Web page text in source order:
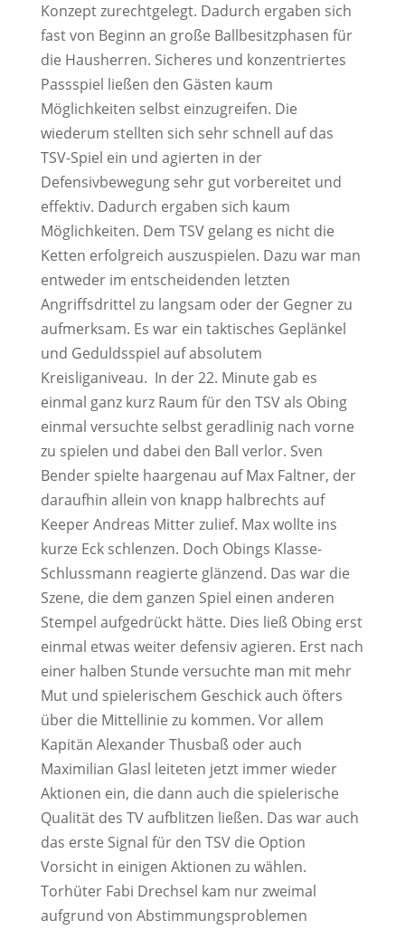
Konzept zurechtgelegt. Dadurch ergaben sich
fast von Beginn an große Ballbesitzphasen für
die Hausherren. Sicheres und konzentriertes
Passspiel ließen den Gästen kaum
Möglichkeiten selbst einzugreifen. Die
wiederum stellten sich sehr schnell auf das
TSV-Spiel ein und agierten in der
Defensivbewegung sehr gut vorbereitet und
effektiv. Dadurch ergaben sich kaum
Möglichkeiten. Dem TSV gelang es nicht die
Ketten erfolgreich auszuspielen. Dazu war man
entweder im entscheidenden letzten
Angriffsdrittel zu langsam oder der Gegner zu
aufmerksam. Es war ein taktisches Geplänkel
und Geduldsspiel auf absolutem
Kreisliganiveau. In der 22. Minute gab es
einmal ganz kurz Raum für den TSV als Obing
einmal versuchte selbst geradlinig nach vorne
zu spielen und dabei den Ball verlor. Sven
Bender spielte haargenau auf Max Faltner, der
daraufhin allein von knapp halbrechts auf
Keeper Andreas Mitter zulief. Max wollte ins
kurze Eck schlenzen. Doch Obings Klasse-
Schlussmann reagierte glänzend. Das war die
Szene, die dem ganzen Spiel einen anderen
Stempel aufgedrückt hätte. Dies ließ Obing erst
einmal etwas weiter defensiv agieren. Erst nach
einer halben Stunde versuchte man mit mehr
Mut und spielerischem Geschick auch öfters
über die Mittellinie zu kommen. Vor allem
Kapitän Alexander Thusbaß oder auch
Maximilian Glasl leiteten jetzt immer wieder
Aktionen ein, die dann auch die spielerische
Qualität des TV aufblitzen ließen. Das war auch
das erste Signal für den TSV die Option
Vorsicht in einigen Aktionen zu wählen.
Torhüter Fabi Drechsel kam nur zweimal
aufgrund von Abstimmungsproblemen